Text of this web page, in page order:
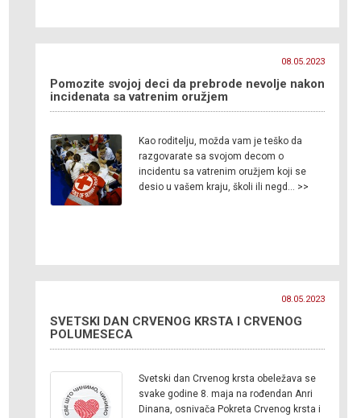
08.05.2023
Pomozite svojoj deci da prebrode nevolje nakon
incidenata sa vatrenim oružjem
Kao roditelju, možda vam je teško da
razgovarate sa svojom decom o
incidentu sa vatrenim oružjem koji se
desio u vašem kraju, školi ili negd… >>
08.05.2023
SVETSKI DAN CRVENOG KRSTA I CRVENOG
POLUMESECA
Svetski dan Crvenog krsta obeležava se
svake godine 8. maja na rođendan Anri
Dinana, osnivača Pokreta Crvenog krsta i